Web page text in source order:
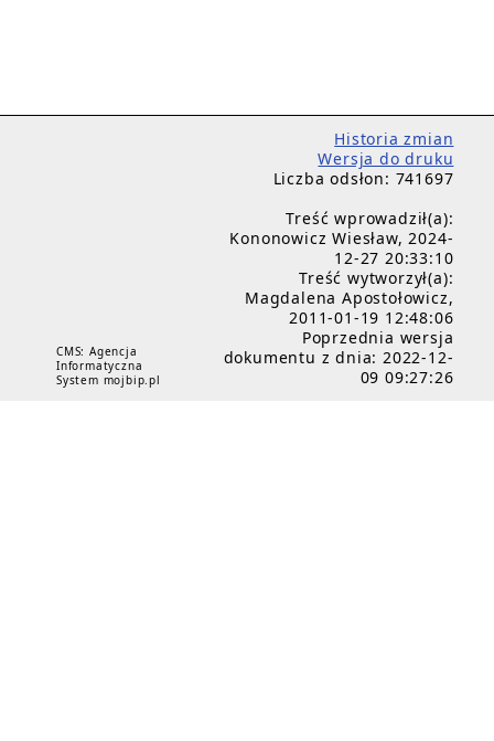
CMS: Agencja
Informatyczna
System mojbip.pl
Historia zmian
Wersja do druku
Liczba odsłon: 741697
Treść wprowadził(a):
Kononowicz Wiesław, 2024-
12-27 20:33:10
Treść wytworzył(a):
Magdalena Apostołowicz,
2011-01-19 12:48:06
Poprzednia wersja
dokumentu z dnia: 2022-12-
09 09:27:26